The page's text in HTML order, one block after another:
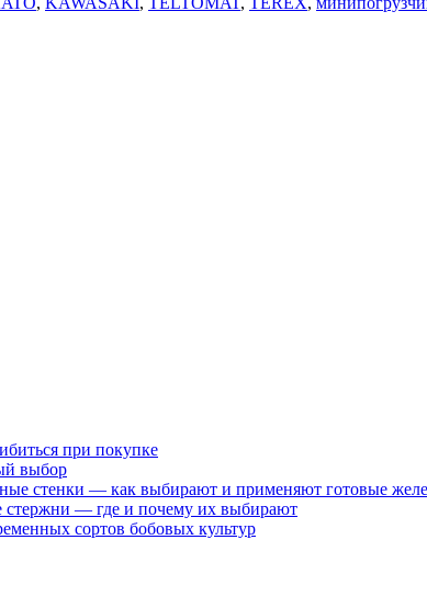
при покупке
выбор
стенки — как выбирают и применяют готовые
стержни — где и почему их выбирают
сортов бобовых культур